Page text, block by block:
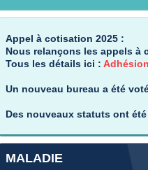
Appel à cotisation 2025 :
Nous relançons les appels
Tous les détails ici : Adhésion
Un nouveau bureau a été
Des nouveaux statuts ont
MALADIE